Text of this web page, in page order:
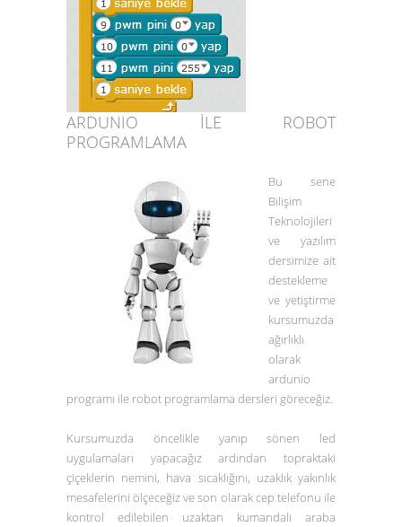
ARDUNIO İLE ROBOT
PROGRAMLAMA
Bu sene
Bilişim
Teknolojileri
ve yazılım
dersimize ait
destekleme
ve yetiştirme
kursumuzda
ağırlıklı
olarak
ardunio
programı ile robot programlama dersleri göreceğiz.
Kursumuzda öncelikle yanıp sönen led
uygulamaları yapacağız ardından topraktaki
çiçeklerin nemini, hava sıcaklığını, uzaklık yakınlık
mesafelerini ölçeceğiz ve son olarak cep telefonu ile
kontrol edilebilen uzaktan kumandalı araba